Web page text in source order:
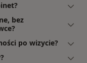
bez
po wizycie?